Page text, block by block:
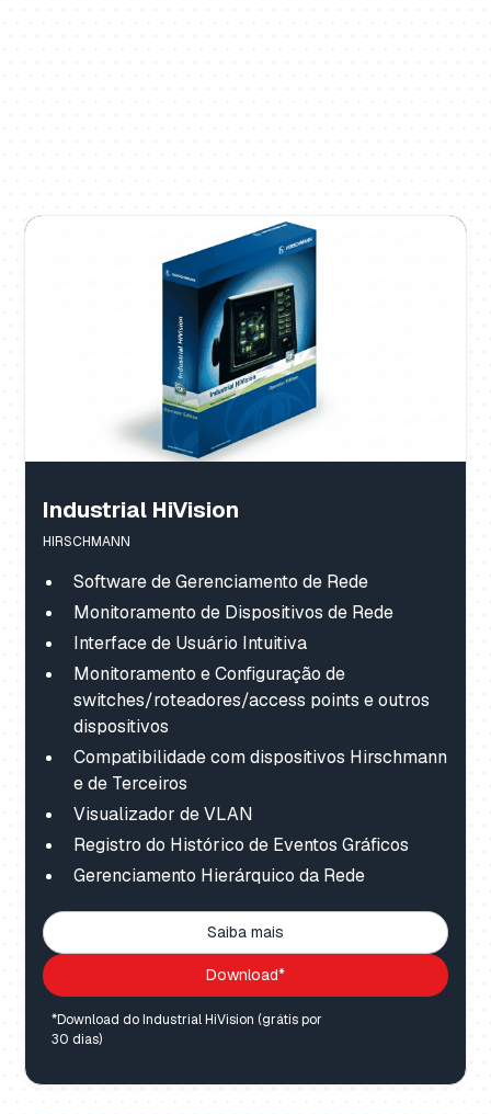
Industrial HiVision
HIRSCHMANN
Software de Gerenciamento de Rede
Monitoramento de Dispositivos de Rede
Interface de Usuário Intuitiva
Monitoramento e Configuração de
switches/roteadores/access points e outros
dispositivos
Compatibilidade com dispositivos Hirschmann
e de Terceiros
Visualizador de VLAN
Registro do Histórico de Eventos Gráficos
Gerenciamento Hierárquico da Rede
Saiba mais
Download*
*Download do Industrial HiVision (grátis por
30 dias)